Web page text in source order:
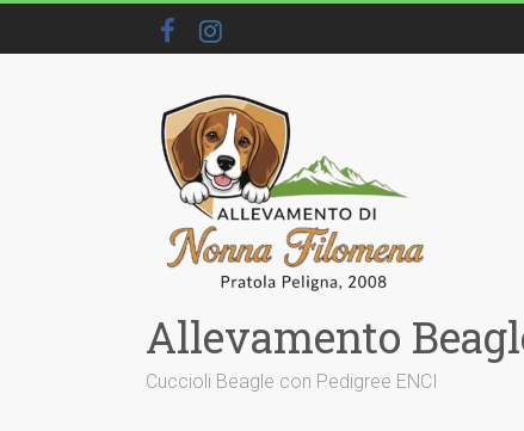
Allevamento
Cuccioli Beagle con Pedigree ENCI